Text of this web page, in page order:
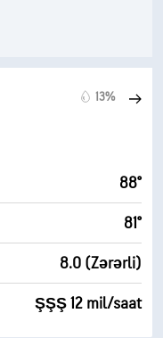
13%
88°
81°
8.0 (Zərərli)
ŞŞŞ 12 mil/saat